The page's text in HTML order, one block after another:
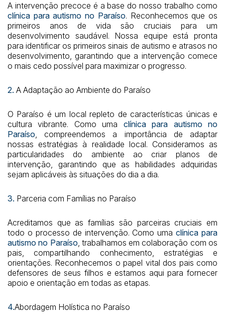
A intervenção precoce é a base do nosso trabalho como
clínica para autismo no Paraíso. Reconhecemos que os
primeiros anos de vida são cruciais para um
desenvolvimento saudável. Nossa equipe está pronta
para identificar os primeiros sinais de autismo e atrasos no
desenvolvimento, garantindo que a intervenção comece
o mais cedo possível para maximizar o progresso.
2. A Adaptação ao Ambiente do Paraíso
O Paraíso é um local repleto de características únicas e
cultura vibrante. Como uma clínica para autismo no
Paraíso, compreendemos a importância de adaptar
nossas estratégias à realidade local. Consideramos as
particularidades do ambiente ao criar planos de
intervenção, garantindo que as habilidades adquiridas
sejam aplicáveis às situações do dia a dia.
3. Parceria com Famílias no Paraíso
Acreditamos que as famílias são parceiras cruciais em
todo o processo de intervenção. Como umaclínica para
autismo no Paraíso, trabalhamos em colaboração com os
pais, compartilhando conhecimento, estratégias e
orientações. Reconhecemos o papel vital dos pais como
defensores de seus filhos e estamos aqui para fornecer
apoio e orientação em todas as etapas.
4.Abordagem Holística no Paraíso